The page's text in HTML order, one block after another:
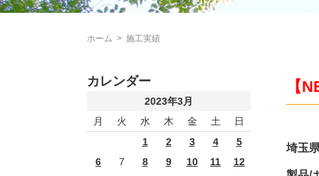
ホーム > 施工実績
【
埼玉
カレンダー
2023年3月
月
火 水 木 金 土 日
1 2 3 4
5
6
7 8 9 10 11
12